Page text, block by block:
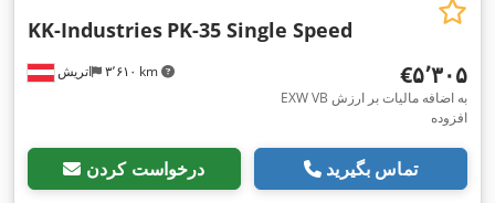
اتریش ۳٬۶۱۰ km
KK-Industries PK-35 Single Speed
‎€۵٬۳۰۵
EXW VB به اضافه مالیات بر ارزش
افزوده
درخواست کردن تماس بگیرید